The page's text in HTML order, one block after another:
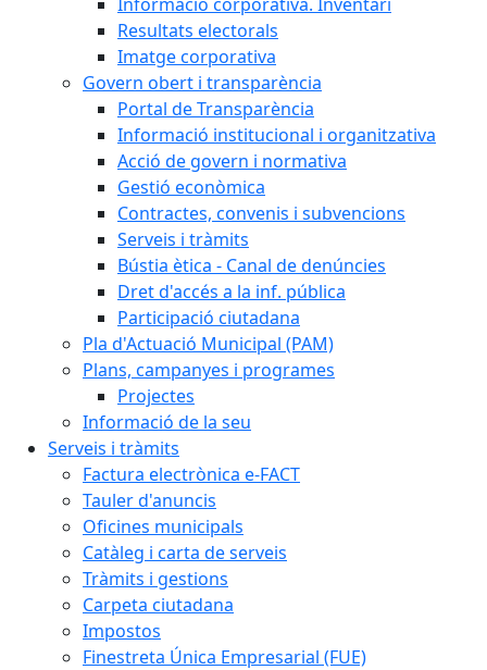
Resultats electorals
Imatge corporativa
Govern obert i transparència
Portal de Transparència
Informació institucional i organitzativa
Acció de govern i normativa
Gestió econòmica
Contractes, convenis i subvencions
Serveis i tràmits
Bústia ètica - Canal de denúncies
Dret d'accés a la inf. pública
Participació ciutadana
Pla d'Actuació Municipal (PAM)
Plans, campanyes i programes
Projectes
Informació de la seu
Serveis i tràmits
Factura electrònica e-FACT
Tauler d'anuncis
Oficines municipals
Catàleg i carta de serveis
Tràmits i gestions
Carpeta ciutadana
Impostos
Finestreta Única Empresarial (FUE)